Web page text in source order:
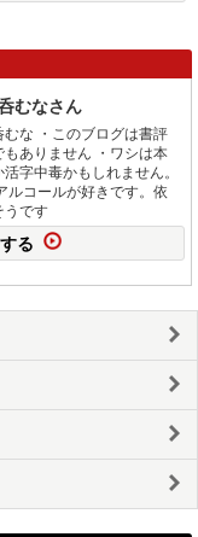
むなさん
むな ・このブログは書評
ありません ・ワシは本
字中毒かもしれません。
ルコールが好きです。依
うです
る